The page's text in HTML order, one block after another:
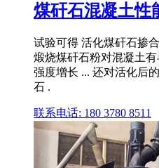
煤矸石混凝土性
试验可得 活化煤矸石掺
煅烧煤矸石粉对混凝土
强度增长 ... 还对活化后
石 .
联系电话: 180 3780 8511